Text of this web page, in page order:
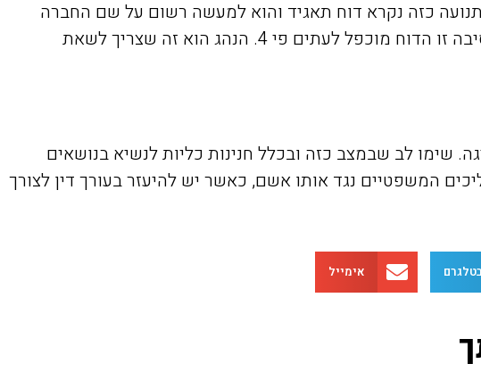
כזה נקרא דוח תאגיד והוא למעשה רשום על שם החברה
שעל שמה רשום הרכב. במצב כזה אי אפשר להעניק נקודות לחברה שכן לא מדובר בנהג פרטי, אך מסיבה זו הדוח מוכפל לעתים פי 4. הנהג הוא זה שצריך לשאת
שימו לב שבמצב כזה ובכלל חנינות כליות לנשיא בנושאים
המשפטיים נגד אותו אשם, כאשר יש להיעזר בעורך דין לצורך
אימייל